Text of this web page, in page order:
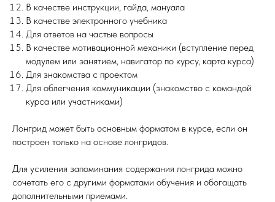
В качестве инструкции, гайда, мануала
В качестве электронного учебника
Для ответов на частые вопросы
В качестве мотивационной механики (вступление перед
модулем или занятием, навигатор по курсу, карта курса)
Для знакомства с проектом
Для облегчения коммуникации (знакомство с командой
курса или участниками)
Лонгрид может быть основным форматом в курсе, если он
построен только на основе лонгридов.
Для усиления запоминания содержания лонгрида можно
сочетать его с другими форматами обучения и обогащать
дополнительными приемами.